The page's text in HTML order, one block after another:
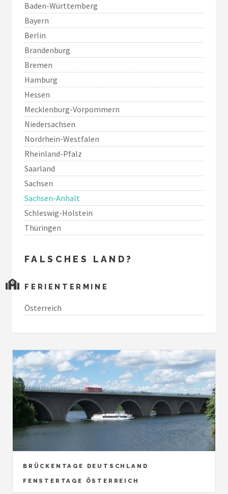
Baden-Württemberg
Bayern
Berlin
Brandenburg
Bremen
Hamburg
Hessen
Mecklenburg-Vorpommern
Niedersachsen
Nordrhein-Westfalen
Rheinland-Pfalz
Saarland
Sachsen
Sachsen-Anhalt
Schleswig-Holstein
Thüringen
FALSCHES LAND?
FERIENTERMINE
Österreich
BRÜCKENTAGE DEUTSCHLAND
FENSTERTAGE ÖSTERREICH